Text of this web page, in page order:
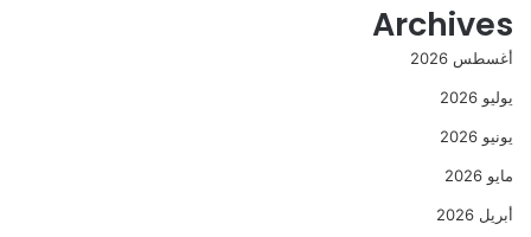
Archives
أغسطس 2026
يوليو 2026
يونيو 2026
مايو 2026
أبريل 2026